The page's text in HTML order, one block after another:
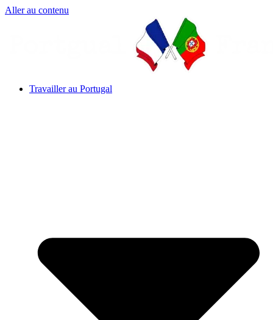
Aller au contenu
Travailler au Portugal